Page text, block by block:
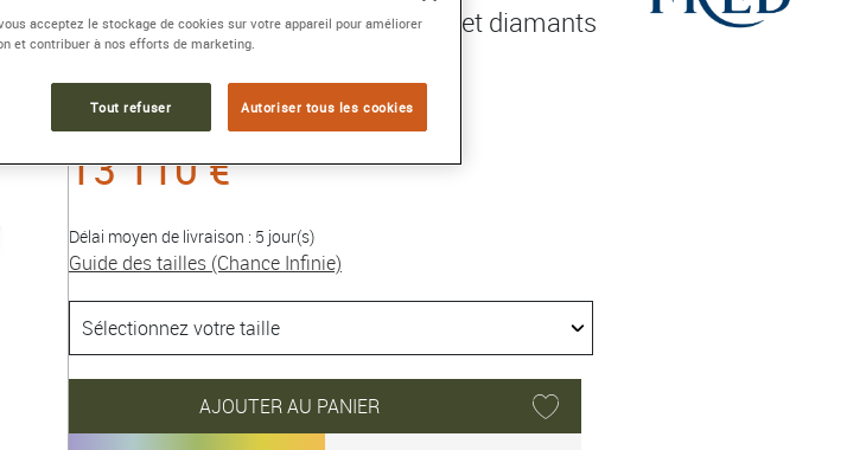
Grand modèle or blanc 750/1000e et diamants
Collection :Chance Infinie
13 110 €
Délai moyen de livraison : 5 jour(s)
Guide des tailles (Chance Infinie)
AJOUTER AU PANIER
acceptez le stockage de cookies sur votre appareil pour améliorer
et contribuer à nos efforts de marketing.
Tout refuser Autoriser tous les cookies